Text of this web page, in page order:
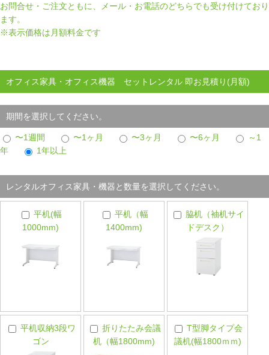
お問合せ・ご注文ともに、メール・お電話のどちらでも受け付けており
ます。
※表示価格は月額料金です
オフィス家具・オフィス機器 セットレンタル 即お見積り(月額)
期間を選択してください。
〜1週間 〜1ヶ月 〜3ヶ月 〜6ヶ月
～1
年
1年以上
レンタルオフィス家具・機器と数量を選択してください。
平机(幅
1000mm)
平机（幅
1400mm)
脇机（袖机サイ
ドデスク）
平机収納3段ワ
ゴン
折りたたみ会議
机（幅1800mm)
T型脚タイプ会
議机(幅1800ｍｍ)